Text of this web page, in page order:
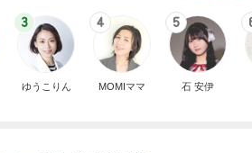
3
ゆうこりん
4
MOMIママ
5
石 安伊